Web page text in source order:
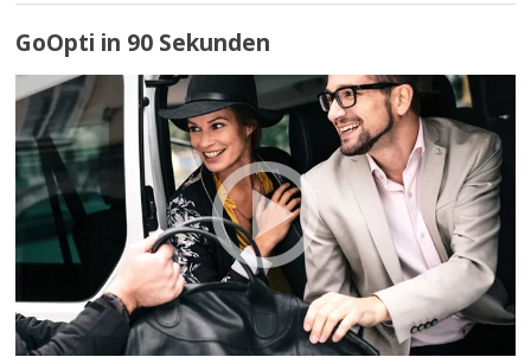
GoOpti in 90 Sekunden